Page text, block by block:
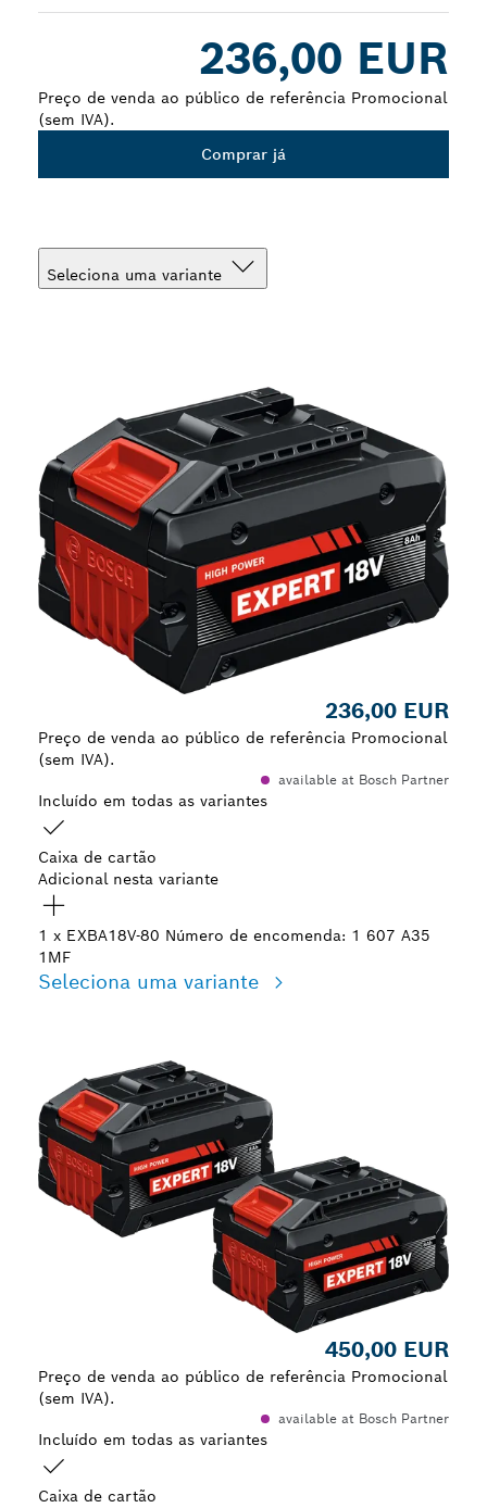
236,00 EUR
Preço de venda ao público de referência Promocional
(sem IVA).
Comprar já
Seleciona uma variante
236,00 EUR
Preço de venda ao público de referência Promocional
(sem IVA).
available at Bosch Partner
Incluído em todas as variantes
Caixa de cartão
Adicional nesta variante
1 x EXBA18V-80 Número de encomenda: 1 607 A35
1MF
Seleciona uma variante
450,00 EUR
Preço de venda ao público de referência Promocional
(sem IVA).
available at Bosch Partner
Incluído em todas as variantes
Caixa de cartão